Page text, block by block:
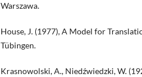
Warszawa.
House, J. (1977), A Model for
Tübingen.
Krasnowolski, A., Niedźwiedzki, W.